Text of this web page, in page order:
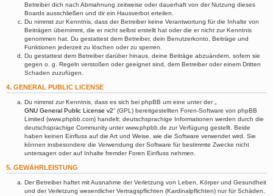
Betreiber dich nach Abmahnung zeitweise oder dauerhaft von der Nutzung dieses
Boards ausschließen und dir ein Hausverbot erteilen.
Du nimmst zur Kenntnis, dass der Betreiber keine Verantwortung für die Inhalte von
Beiträgen übernimmt, die er nicht selbst erstellt hat oder die er nicht zur Kenntnis
genommen hat. Du gestattest dem Betreiber, dein Benutzerkonto, Beiträge und
Funktionen jederzeit zu löschen oder zu sperren.
Du gestattest dem Betreiber darüber hinaus, deine Beiträge abzuändern, sofern sie
gegen o. g. Regeln verstoßen oder geeignet sind, dem Betreiber oder einem Dritten
Schaden zuzufügen.
4. GENERAL PUBLIC LICENSE
Du nimmst zur Kenntnis, dass es sich bei phpBB um eine unter der „
GNU General Public License v2“ (GPL) bereitgestellten Foren-Software von phpBB
Limited (www.phpbb.com) handelt; deutschsprachige Informationen werden durch die
deutschsprachige Community unter www.phpbb.de zur Verfügung gestellt. Beide
haben keinen Einfluss auf die Art und Weise, wie die Software verwendet wird. Sie
können insbesondere die Verwendung der Software für bestimmte Zwecke nicht
untersagen oder auf Inhalte fremder Foren Einfluss nehmen.
5. GEWÄHRLEISTUNG
Der Betreiber haftet mit Ausnahme der Verletzung von Leben, Körper und Gesundheit
und der Verletzung wesentlicher Vertragspflichten (Kardinalpflichten) nur für Schäden,